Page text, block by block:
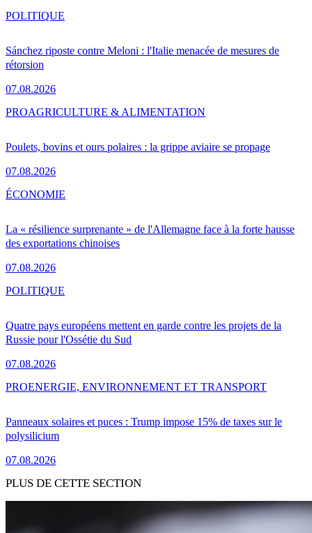
Sánchez riposte contre Meloni : l'Italie menacée de mesures de
rétorsion
07.08.2026
POLITIQUE
Poulets, bovins et ours polaires : la grippe aviaire se propage
07.08.2026
PROAGRICULTURE & ALIMENTATION
La « résilience surprenante » de l'Allemagne face à la forte hausse
des exportations chinoises
07.08.2026
ÉCONOMIE
Quatre pays européens mettent en garde contre les projets de la
Russie pour l'Ossétie du Sud
07.08.2026
POLITIQUE
Panneaux solaires et puces : Trump impose 15% de taxes sur le
polysilicium
07.08.2026
PROENERGIE, ENVIRONNEMENT ET TRANSPORT
PLUS DE CETTE SECTION